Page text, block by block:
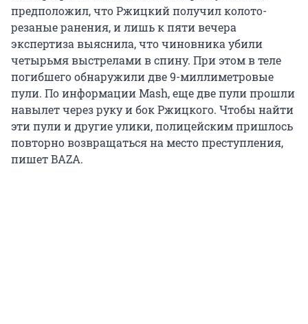
предположил, что Ржицкий получил колото-
резаные ранения, и лишь к пяти вечера
экспертиза выяснила, что чиновника убили
четырьмя выстрелами в спину. При этом в теле
погибшего обнаружили две 9-миллиметровые
пули. По информации Mash, еще две пули прошли
навылет через руку и бок Ржицкого. Чтобы найти
эти пули и другие улики, полицейским пришлось
повторно возвращаться на место преступления,
пишет BAZA.